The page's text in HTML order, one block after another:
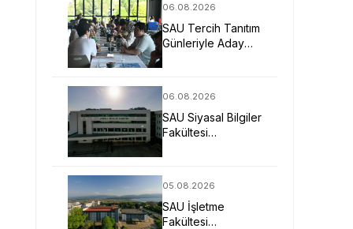
06.08.2026
SAU Tercih Tanıtım
Günleriyle Aday
06.08.2026
SAU Siyasal Bilgiler
Fakültesi
Bekliyor
05.08.2026
SAU İşletme
Fakültesi